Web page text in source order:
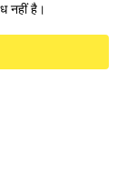
नहीं है।